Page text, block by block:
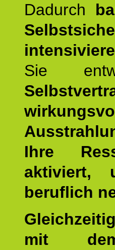
Dadurch
Sie
Ihre
aktiviert,
beruflich
mit